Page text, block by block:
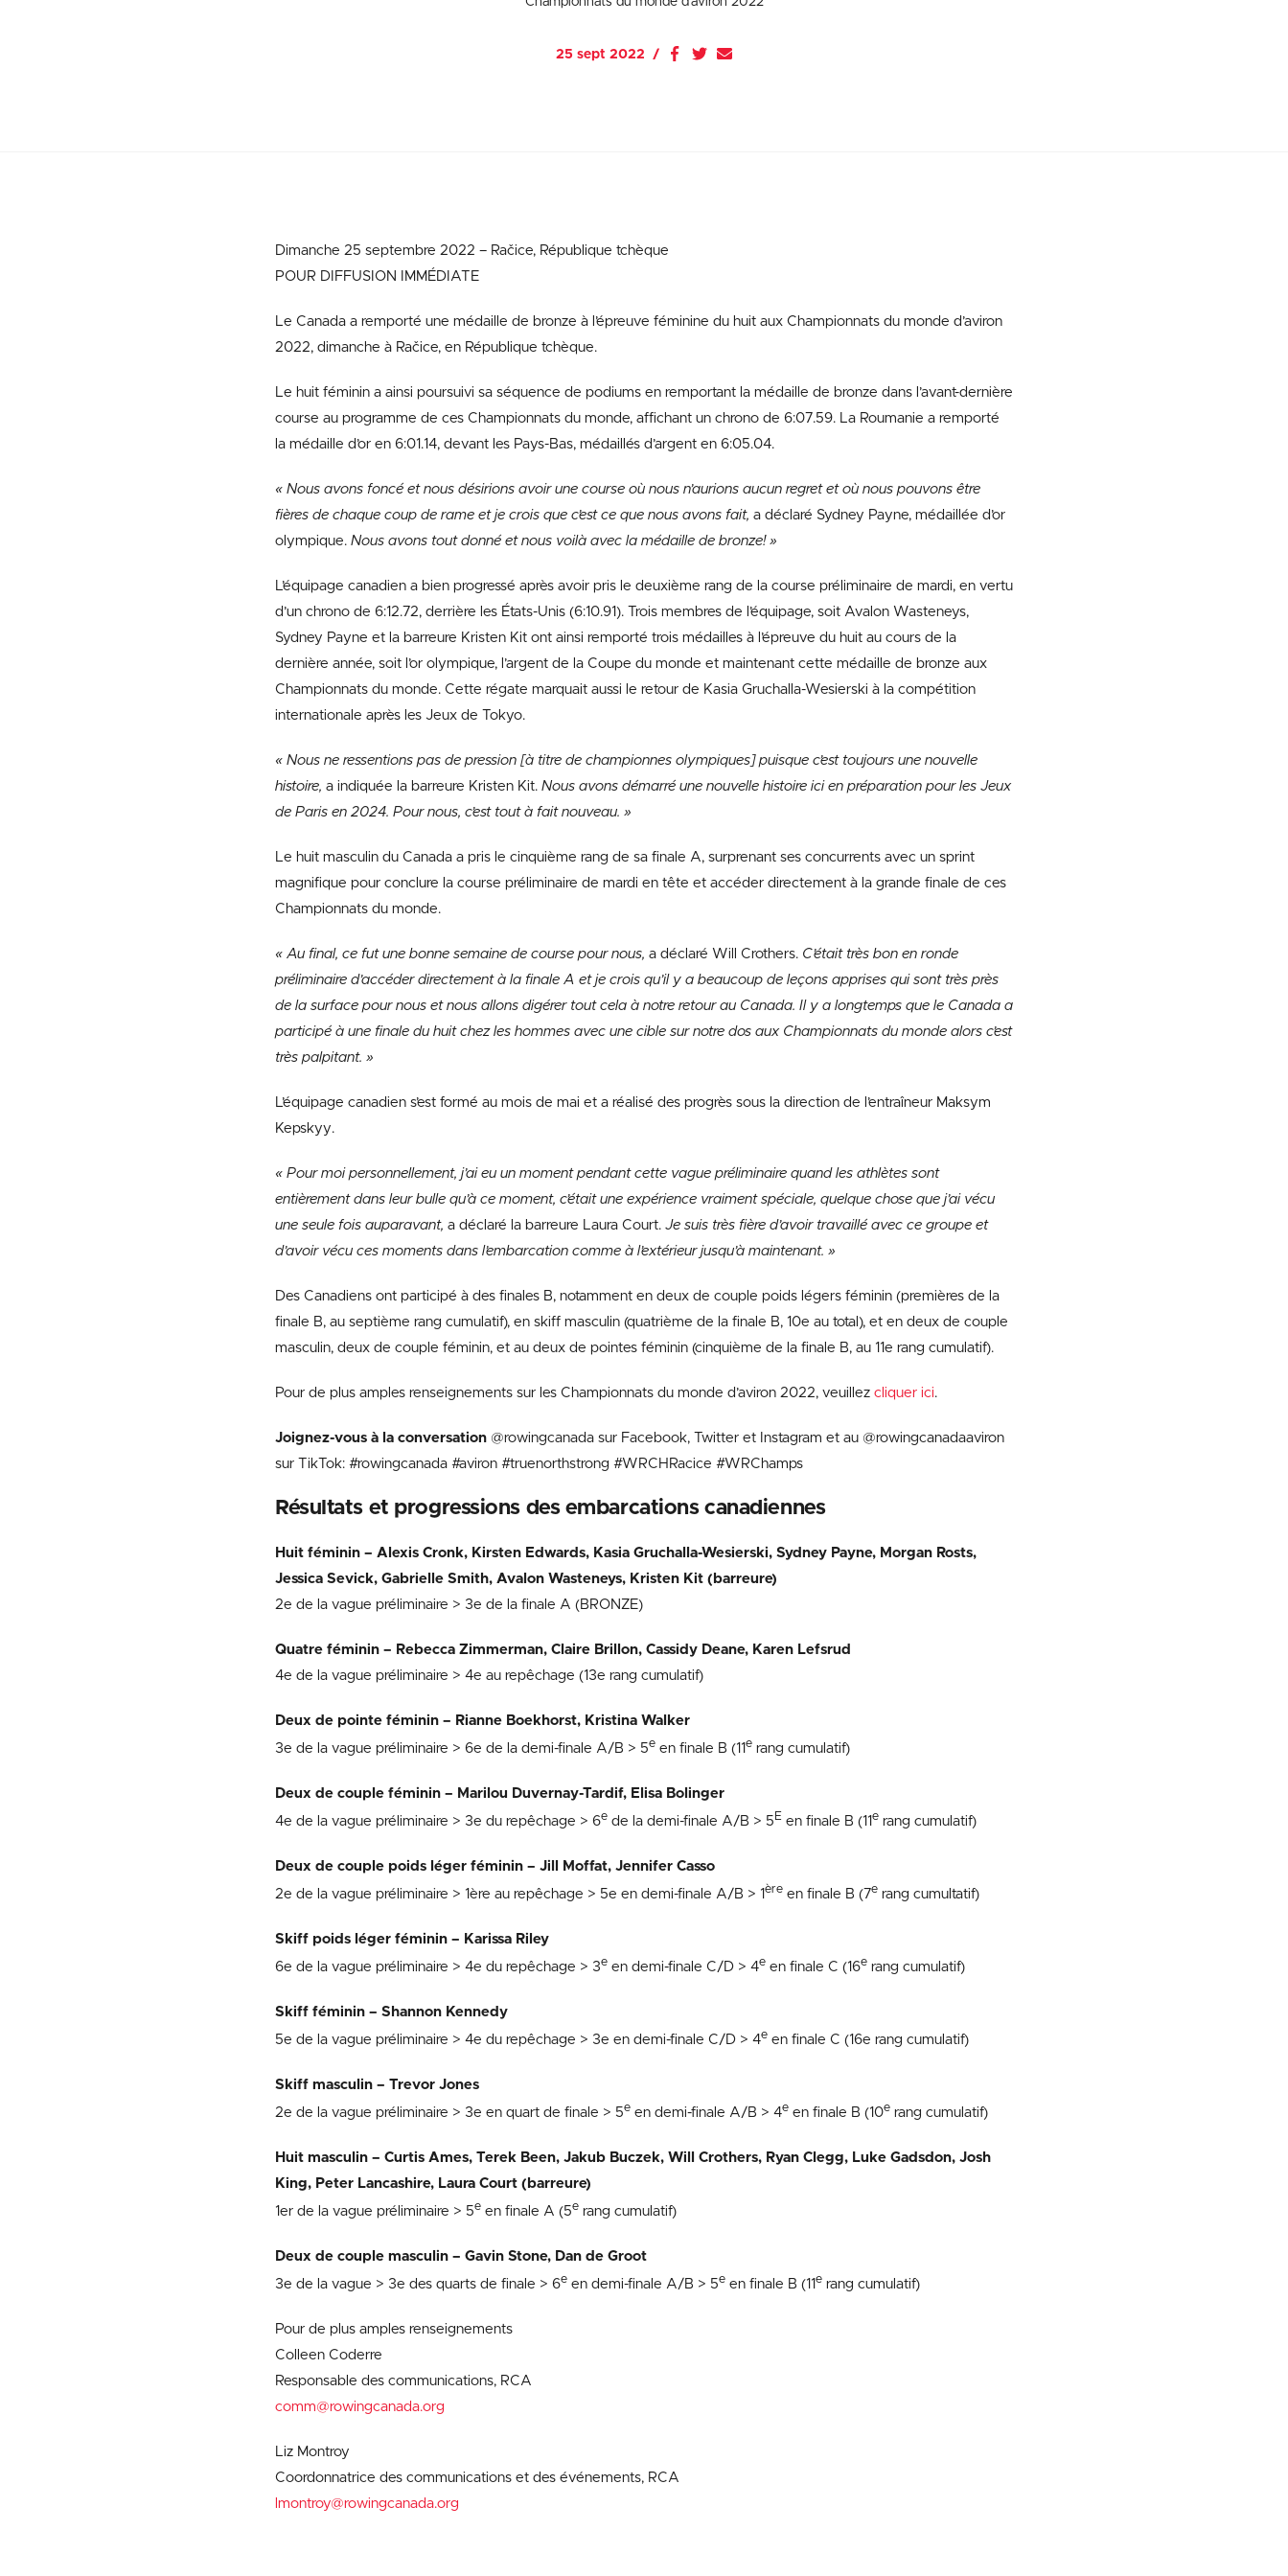
25 sept 2022
Dimanche 25 septembre 2022 – Račice, République tchèque
POUR DIFFUSION IMMÉDIATE
Le Canada a remporté une médaille de bronze à l’épreuve féminine du huit aux Championnats du monde d’aviron
2022, dimanche à Račice, en République tchèque.
Le huit féminin a ainsi poursuivi sa séquence de podiums en remportant la médaille de bronze dans l’avant-dernière
course au programme de ces Championnats du monde, affichant un chrono de 6:07.59. La Roumanie a remporté
la médaille d’or en 6:01.14, devant les Pays-Bas, médaillés d’argent en 6:05.04.
« Nous avons foncé et nous désirions avoir une course où nous n’aurions aucun regret et où nous pouvons être
fières de chaque coup de rame et je crois que c’est ce que nous avons fait, a déclaré Sydney Payne, médaillée d’or
olympique. Nous avons tout donné et nous voilà avec la médaille de bronze! »
L’équipage canadien a bien progressé après avoir pris le deuxième rang de la course préliminaire de mardi, en vertu
d’un chrono de 6:12.72, derrière les États-Unis (6:10.91). Trois membres de l’équipage, soit Avalon Wasteneys,
Sydney Payne et la barreure Kristen Kit ont ainsi remporté trois médailles à l’épreuve du huit au cours de la
dernière année, soit l’or olympique, l’argent de la Coupe du monde et maintenant cette médaille de bronze aux
Championnats du monde. Cette régate marquait aussi le retour de Kasia Gruchalla-Wesierski à la compétition
internationale après les Jeux de Tokyo.
« Nous ne ressentions pas de pression [à titre de championnes olympiques] puisque c’est toujours une nouvelle
histoire, a indiquée la barreure Kristen Kit. Nous avons démarré une nouvelle histoire ici en préparation pour les Jeux
de Paris en 2024. Pour nous, c’est tout à fait nouveau. »
Le huit masculin du Canada a pris le cinquième rang de sa finale A, surprenant ses concurrents avec un sprint
magnifique pour conclure la course préliminaire de mardi en tête et accéder directement à la grande finale de ces
Championnats du monde.
« Au final, ce fut une bonne semaine de course pour nous, a déclaré Will Crothers. C’était très bon en ronde
préliminaire d’accéder directement à la finale A et je crois qu’il y a beaucoup de leçons apprises qui sont très près
de la surface pour nous et nous allons digérer tout cela à notre retour au Canada. Il y a longtemps que le Canada a
participé à une finale du huit chez les hommes avec une cible sur notre dos aux Championnats du monde alors c’est
très palpitant. »
L’équipage canadien s’est formé au mois de mai et a réalisé des progrès sous la direction de l’entraîneur Maksym
Kepskyy.
« Pour moi personnellement, j’ai eu un moment pendant cette vague préliminaire quand les athlètes sont
entièrement dans leur bulle qu’à ce moment, c’était une expérience vraiment spéciale, quelque chose que j’ai vécu
une seule fois auparavant, a déclaré la barreure Laura Court. Je suis très fière d’avoir travaillé avec ce groupe et
d’avoir vécu ces moments dans l’embarcation comme à l’extérieur jusqu’à maintenant. »
Des Canadiens ont participé à des finales B, notamment en deux de couple poids légers féminin (premières de la
finale B, au septième rang cumulatif), en skiff masculin (quatrième de la finale B, 10e au total), et en deux de couple
masculin, deux de couple féminin, et au deux de pointes féminin (cinquième de la finale B, au 11e rang cumulatif).
Pour de plus amples renseignements sur les Championnats du monde d’aviron 2022, veuillez cliquer ici.
Joignez-vous à la conversation @rowingcanada sur Facebook, Twitter et Instagram et au @rowingcanadaaviron
sur TikTok: #rowingcanada #aviron #truenorthstrong #WRCHRacice #WRChamps
Résultats et progressions des embarcations canadiennes
Huit féminin – Alexis Cronk, Kirsten Edwards, Kasia Gruchalla-Wesierski, Sydney Payne, Morgan Rosts,
Jessica Sevick, Gabrielle Smith, Avalon Wasteneys, Kristen Kit (barreure)
2e de la vague préliminaire > 3e de la finale A (BRONZE)
Quatre féminin – Rebecca Zimmerman, Claire Brillon, Cassidy Deane, Karen Lefsrud
4e de la vague préliminaire > 4e au repêchage (13e rang cumulatif)
Deux de pointe féminin – Rianne Boekhorst, Kristina Walker
3e de la vague préliminaire > 6e de la demi-finale A/B > 5e en finale B (11e rang cumulatif)
Deux de couple féminin – Marilou Duvernay-Tardif, Elisa Bolinger
4e de la vague préliminaire > 3e du repêchage > 6e de la demi-finale A/B > 5 E en finale B (11e rang cumulatif)
Deux de couple poids léger féminin – Jill Moffat, Jennifer Casso
2e de la vague préliminaire > 1ère au repêchage > 5e en demi-finale A/B > 1ère en finale B (7e rang cumultatif)
Skiff poids léger féminin – Karissa Riley
6e de la vague préliminaire > 4e du repêchage > 3e en demi-finale C/D > 4e en finale C (16e rang cumulatif)
Skiff féminin – Shannon Kennedy
5e de la vague préliminaire > 4e du repêchage > 3e en demi-finale C/D > 4e en finale C (16e rang cumulatif)
Skiff masculin – Trevor Jones
2e de la vague préliminaire > 3e en quart de finale > 5e en demi-finale A/B > 4e en finale B (10e rang cumulatif)
Huit masculin – Curtis Ames, Terek Been, Jakub Buczek, Will Crothers, Ryan Clegg, Luke Gadsdon, Josh
King, Peter Lancashire, Laura Court (barreure)
1er de la vague préliminaire > 5e en finale A (5e rang cumulatif)
Deux de couple masculin – Gavin Stone, Dan de Groot
3e de la vague > 3e des quarts de finale > 6e en demi-finale A/B > 5e en finale B (11e rang cumulatif)
Pour de plus amples renseignements
Colleen Coderre
Responsable des communications, RCA
comm@rowingcanada.org
Liz Montroy
Coordonnatrice des communications et des événements, RCA
lmontroy@rowingcanada.org